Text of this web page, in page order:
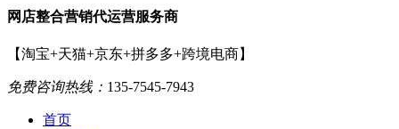
网店整合营销代运营服务商
【淘宝+天猫+京东+拼多多+跨境电商】
免费咨询热线： 135-7545-7943
首页